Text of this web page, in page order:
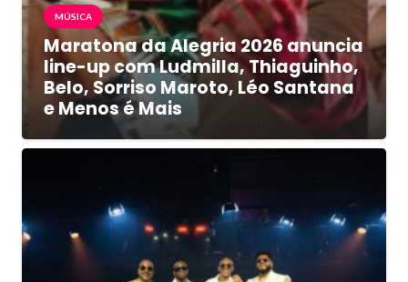
MÚSICA
Maratona da Alegria 2026 anuncia
line-up com Ludmilla, Thiaguinho,
Belo, Sorriso Maroto, Léo Santana
e Menos é Mais